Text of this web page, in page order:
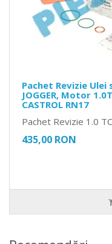
Pachet Revizie Ulei
JOGGER, Motor
CASTROL RN17
Pachet Revizie 1.0
435,00 RON